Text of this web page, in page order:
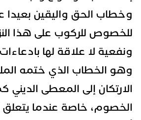
وخطاب الحق واليقين بعيدا
للخصوص للركوب على هذا
ونفعية لا علاقة لها
وهو الخطاب الذي ختمه
الارتكان إلى المعطى
الخصوم، خاصة عندما يتعلق